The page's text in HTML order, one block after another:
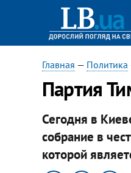
Главная — Политика
Партия
Сегодня в
собрание в
которой